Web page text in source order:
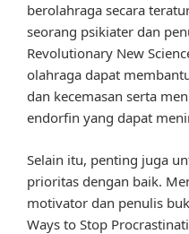
berolahraga secara
seorang psikiater dan
Revolutionary New
olahraga dapat
dan kecemasan serta
endorfin yang dapat
Selain itu, penting juga
prioritas dengan baik.
motivator dan penulis
Ways to Stop